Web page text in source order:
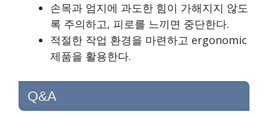
손목과 엄지에 과도한 힘이 가해지지 않도
록 주의하고, 피로를 느끼면 중단한다.
적절한 작업 환경을 마련하고 ergonomic
제품을 활용한다.
Q&A